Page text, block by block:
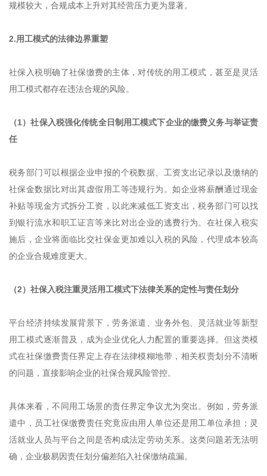
规模较大，合规成本上升对其经营压力更为显著。
2.用工模式的法律边界重塑
社保入税明确了社保缴费的主体，对传统的用工模式，甚至是灵活
用工模式都存在违法合规的风险。
（1）社保入税强化传统全日制用工模式下企业的缴费义务与举证责
任
税务部门可以根据企业申报的个税数据、工资支出记录以及缴纳的
社保金数据比对出其虚假用工等违规行为。如企业将薪酬通过现金
补贴等现金方式拆分工资，以此来减低工资支出，税务部门可以找
到银行流水和职工证言等来比对出企业的逃费行为。在社保入税实
施后，企业将面临比交社保金更加难以入税的风险，代理成本较高
的企业合规难度更大。
（2）社保入税注重灵活用工模式下法律关系的定性与责任划分
平台经济持续发展背景下，劳务派遣、业务外包、灵活就业等新型
用工模式逐渐普及，成为企业优化人力配置的重要选择。但这类模
式在社保缴费责任界定上存在法律模糊地带，相关权责划分不清晰
的问题，直接影响企业的社保合规风险管控。
具体来看，不同用工场景的责任界定争议尤为突出。例如，劳务派
遣中，员工社保缴费责任究竟应由用人单位还是用工单位承担；灵
活就业人员与平台之间是否构成法定劳动关系。这类问题若无法明
确，企业极易因责任划分偏差陷入社保缴纳疏漏。